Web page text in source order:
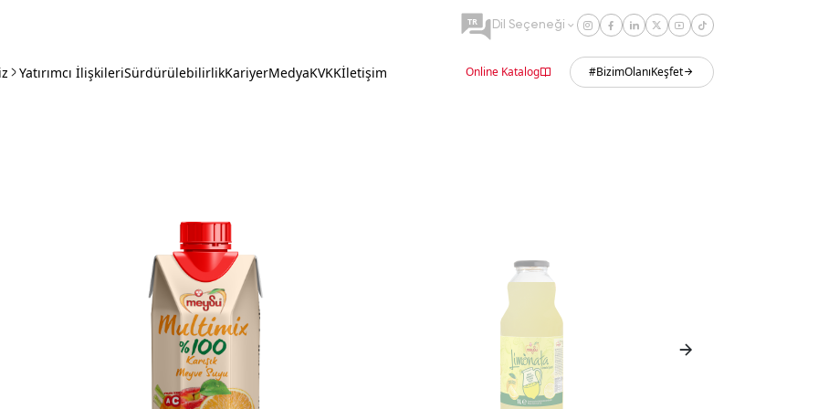
TR Dil Seçeneği
Yatırımcı İlişkileriSürdürülebilirlikKariyerMedyaKVKKİletişim Online Katalog #BizimOlanıKeşfet